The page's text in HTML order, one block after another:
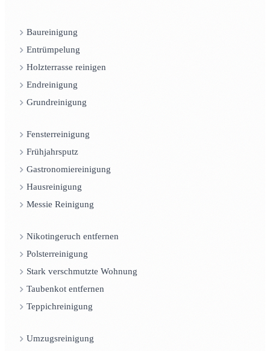
Baureinigung
Entrümpelung
Holzterrasse reinigen
Endreinigung
Grundreinigung
Fensterreinigung
Frühjahrsputz
Gastronomiereinigung
Hausreinigung
Messie Reinigung
Nikotingeruch entfernen
Polsterreinigung
Stark verschmutzte Wohnung
Taubenkot entfernen
Teppichreinigung
Umzugsreinigung